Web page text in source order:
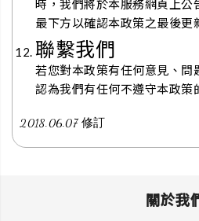
時，我們將於本服務網頁上公
最下方以確認本政策之最後更
聯繫我們
若您對本政策有任何意見、問
認為我們有任何不遵守本政策
2018.06.07 修訂
關於我